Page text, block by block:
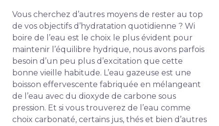
Vous cherchez d’autres moyens de rester au top
de vos objectifs d’hydratation quotidienne ? Wi
boire de l’eau est le choix le plus évident pour
maintenir l’équilibre hydrique, nous avons parfois
besoin d’un peu plus d’excitation que cette
bonne vieille habitude. L’eau gazeuse est une
boisson effervescente fabriquée en mélangeant
de l’eau avec du dioxyde de carbone sous
pression. Et si vous trouverez de l’eau comme
choix carbonaté, certains jus, thés et bien d’autres